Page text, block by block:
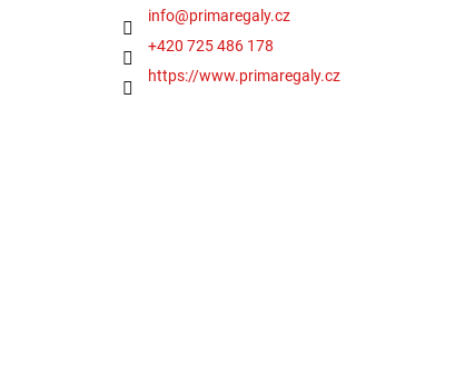
info@primaregaly.cz
+420 725 486 178
https://www.primaregaly.cz